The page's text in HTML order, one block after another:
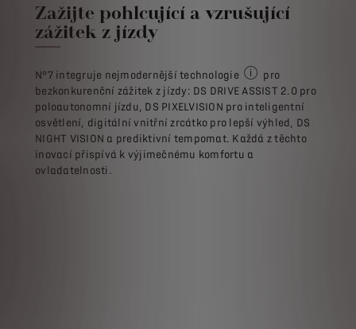
Zažijte pohlcující a vzrušující
zážitek z jízdy
N°7 integruje nejmodernější technologie
Některé vybavení je k
pro
bezkonkurenční zážitek z jízdy: DS DRIVE ASSIST 2.0 pro
poloautonomní jízdu, DS PIXELVISION pro inteligentní
osvětlení, digitální vnitřní zrcátko pro lepší výhled, DS
NIGHT VISION a prediktivní tempomat. Každá z těchto
inovací přispívá k výjimečnému komfortu a
ovladatelnosti.